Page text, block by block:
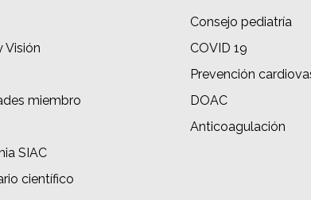
Visión
miembro
SIAC
científico
Consejo pediatría
COVID 19
Prevención
DOAC
Anticoagulación